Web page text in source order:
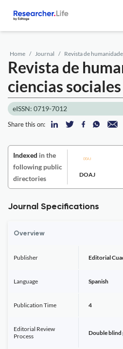
Home Journal Revista de
Revista de
ciencias sociales
eISSN: 0719-7012
Share this on:
Indexed in the
following public
directories
DOAJ
Journal Specifications
Overview
Publisher Editorial
Language Spanish
Publication Time 4
Editorial Review
Process
Double blind